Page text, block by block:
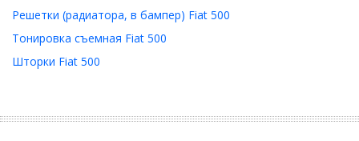
Решетки (радиатора, в бампер) Fiat 500
Тонировка съемная Fiat 500
Шторки Fiat 500